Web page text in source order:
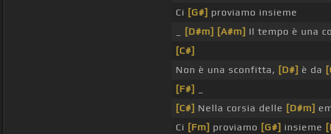
Ci [G#] proviamo insieme
[D#m] [A#m] Il tempo è una
[C#]
Non è una sconfitta, [D#] è da
[F#]
[C#] Nella corsia delle [D#m]
Ci [Fm] proviamo [G#] insieme